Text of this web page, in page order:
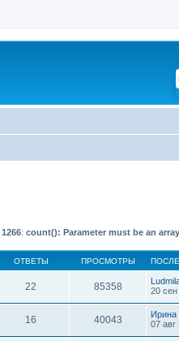
1266: count(): Parameter must be an
ОТВЕТЫ ПРОСМОТРЫ
22 85358
20 сен
16 40043
Ирина
07 авг